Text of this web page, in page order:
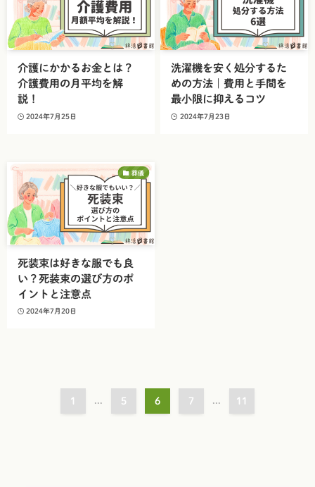
介護にかかるお金とは？
介護費用の月平均を解
説！
2024年7月25日
洗濯機を安く処分するた
めの方法｜費用と手間を
最小限に抑えるコツ
2024年7月23日
葬儀
死装束は好きな服でも良
い？死装束の選び方のポ
イントと注意点
2024年7月20日
1 ... 5 6 7 ... 11